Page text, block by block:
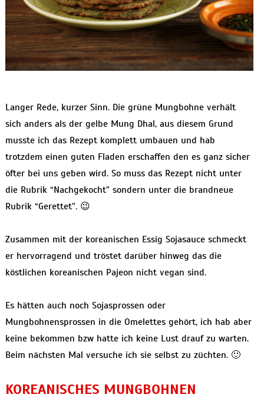
Langer Rede, kurzer Sinn. Die grüne Mungbohne verhält
sich anders als der gelbe Mung Dhal, aus diesem Grund
musste ich das Rezept komplett umbauen und hab
trotzdem einen guten Fladen erschaffen den es ganz sicher
öfter bei uns geben wird. So muss das Rezept nicht unter
die Rubrik “Nachgekocht” sondern unter die brandneue
Rubrik “Gerettet”. 😉
Zusammen mit der koreanischen Essig Sojasauce schmeckt
er hervorragend und tröstet darüber hinweg das die
köstlichen koreanischen Pajeon nicht vegan sind.
Es hätten auch noch Sojasprossen oder
Mungbohnensprossen in die Omelettes gehört, ich hab aber
keine bekommen bzw hatte ich keine Lust drauf zu warten.
Beim nächsten Mal versuche ich sie selbst zu züchten. 🙂
KOREANISCHES MUNGBOHNEN